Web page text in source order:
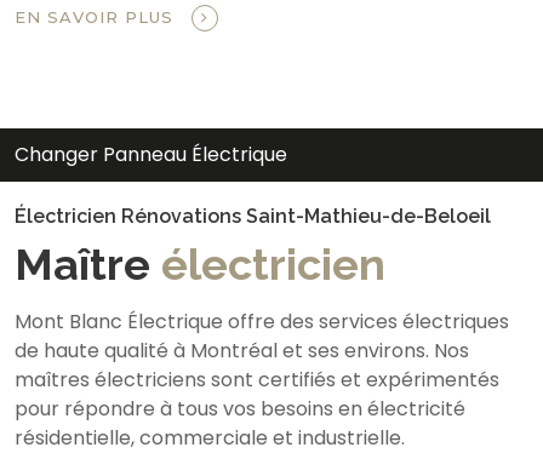
EN SAVOIR PLUS
Changer Panneau Électrique
Électricien Rénovations Saint-Mathieu-de-Beloeil
Maître électricien
Mont Blanc Électrique offre des services électriques
de haute qualité à Montréal et ses environs. Nos
maîtres électriciens sont certifiés et expérimentés
pour répondre à tous vos besoins en électricité
résidentielle, commerciale et industrielle.